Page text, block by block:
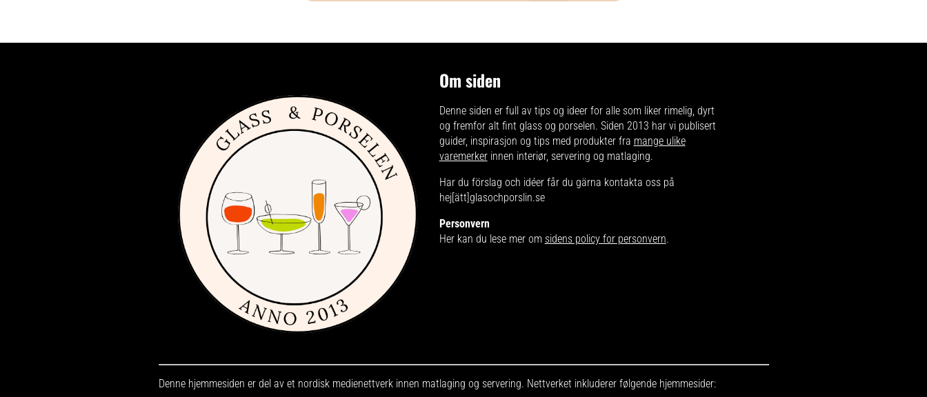
Om siden
Denne siden er full av tips og ideer for alle som liker rimelig, dyrt
og fremfor alt fint glass og porselen. Siden 2013 har vi publisert
guider, inspirasjon og tips med produkter fra mange ulike
varemerkerinnen interiør, servering og matlaging.
Har du förslag och idéer får du gärna kontakta oss på
hej[ätt]glasochporslin.se
Personvern
Her kan du lese mer om sidens policy for personvern.
Denne hjemmesiden er del av et nordisk medienettverk innen matlaging og servering. Nettverket inkluderer følgende hjemmesider: